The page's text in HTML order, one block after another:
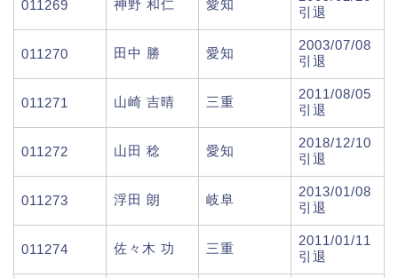
011269 神野 和仁 愛知
引退
011270 田中 勝 愛知
2003/07/08
引退
011271 山崎 吉晴 三重
2011/08/05
引退
011272 山田 稔 愛知
2018/12/10
引退
011273 浮田 朗 岐阜
2013/01/08
引退
011274 佐々木 功 三重
2011/01/11
引退